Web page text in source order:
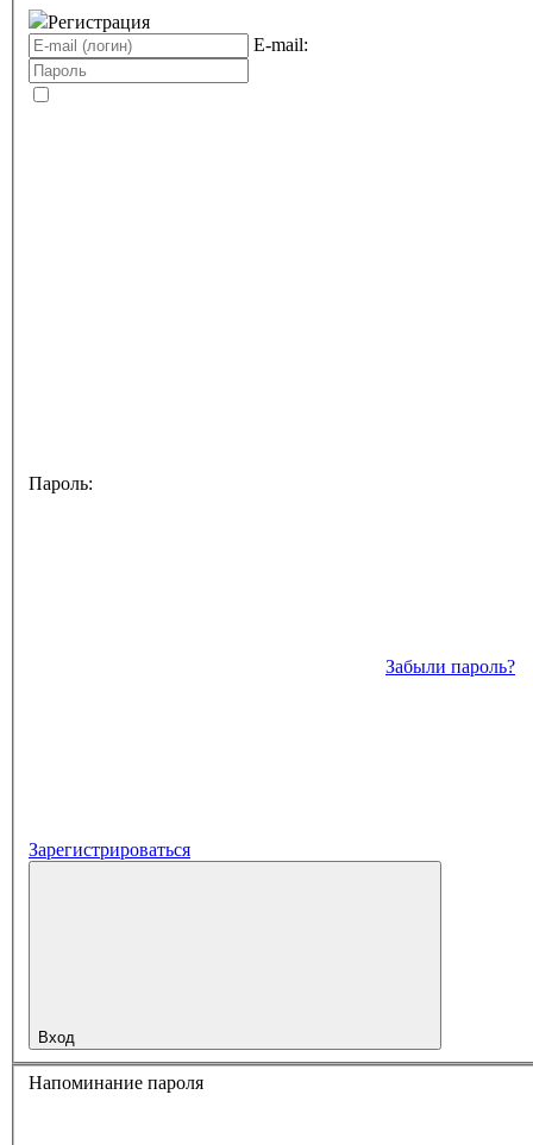
Регистрация
E-mail:
Пароль:
Забыли пароль?
Зарегистрироваться
Вход
Напоминание пароля